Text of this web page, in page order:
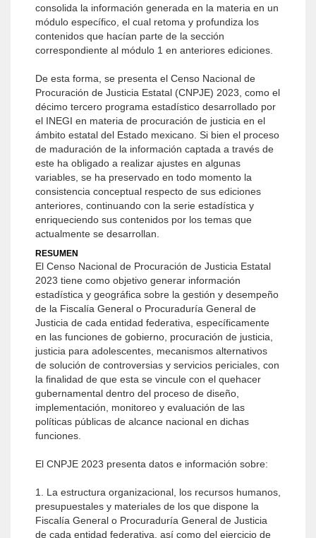
consolida la información generada en la materia en un
módulo específico, el cual retoma y profundiza los
contenidos que hacían parte de la sección
correspondiente al módulo 1 en anteriores ediciones.
De esta forma, se presenta el Censo Nacional de
Procuración de Justicia Estatal (CNPJE) 2023, como el
décimo tercero programa estadístico desarrollado por
el INEGI en materia de procuración de justicia en el
ámbito estatal del Estado mexicano. Si bien el proceso
de maduración de la información captada a través de
este ha obligado a realizar ajustes en algunas
variables, se ha preservado en todo momento la
consistencia conceptual respecto de sus ediciones
anteriores, continuando con la serie estadística y
enriqueciendo sus contenidos por los temas que
actualmente se desarrollan.
RESUMEN
El Censo Nacional de Procuración de Justicia Estatal
2023 tiene como objetivo generar información
estadística y geográfica sobre la gestión y desempeño
de la Fiscalía General o Procuraduría General de
Justicia de cada entidad federativa, específicamente
en las funciones de gobierno, procuración de justicia,
justicia para adolescentes, mecanismos alternativos
de solución de controversias y servicios periciales, con
la finalidad de que esta se vincule con el quehacer
gubernamental dentro del proceso de diseño,
implementación, monitoreo y evaluación de las
políticas públicas de alcance nacional en dichas
funciones.
El CNPJE 2023 presenta datos e información sobre:
1. La estructura organizacional, los recursos humanos,
presupuestales y materiales de los que dispone la
Fiscalía General o Procuraduría General de Justicia
de cada entidad federativa, así como del ejercicio de